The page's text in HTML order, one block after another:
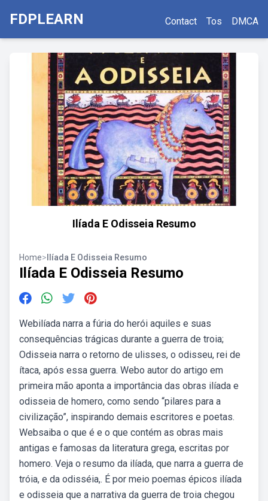
FDPLEARN Contact Tos DMCA
Ilíada E Odisseia Resumo
Home> Ilíada E Odisseia Resumo
Ilíada E Odisseia Resumo
Webilíada narra a fúria do herói aquiles e suas
consequências trágicas durante a guerra de troia;
Odisseia narra o retorno de ulisses, o odisseu, rei de
ítaca, após essa guerra. Webo autor do artigo em
primeira mão aponta a importância das obras ilíada e
odisseia de homero, como sendo “pilares para a
civilização”, inspirando demais escritores e poetas.
Websaiba o que é e o que contém as obras mais
antigas e famosas da literatura grega, escritas por
homero. Veja o resumo da ilíada, que narra a guerra de
tróia, e da odisséia,. É por meio poemas épicos ilíada
e odisseia que a narrativa da guerra de troia chegou